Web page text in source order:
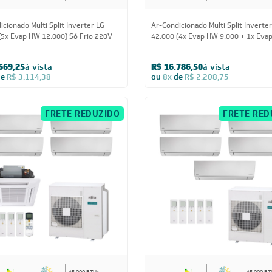
Multi Split Inverter LG
Evap HW 12.000) Só Frio 220V
à vista
R$ 3.114,38
Ar-Condicionado Multi Split
42.000 (4x Evap HW 9.000 + 1x
R$ 16.786,50à vista
ou 8xde R$ 2.208,75
FRETE REDUZIDO FRETE